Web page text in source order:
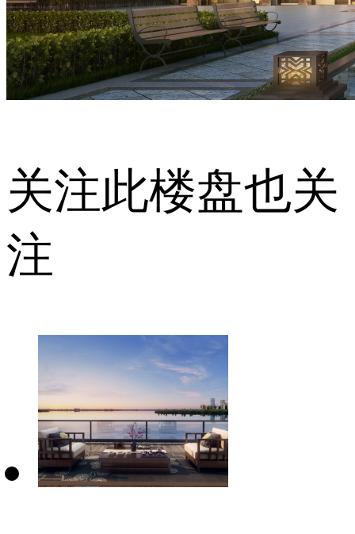
关注此楼盘也关
注